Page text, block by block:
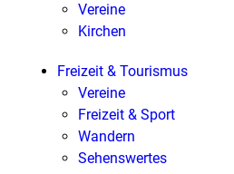
Vereine
Kirchen
Freizeit & Tourismus
Vereine
Freizeit & Sport
Wandern
Sehenswertes